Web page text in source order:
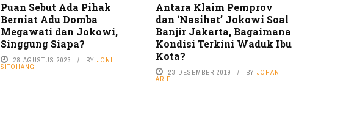
Puan Sebut Ada Pihak
Berniat Adu Domba
Megawati dan Jokowi,
Singgung Siapa?
28 AGUSTUS 2023 BYJONI
SITOHANG
Antara Klaim Pemprov
dan ‘Nasihat’ Jokowi Soal
Banjir Jakarta, Bagaimana
Kondisi Terkini Waduk Ibu
Kota?
23 DESEMBER 2019 BY JOHAN
ARIF